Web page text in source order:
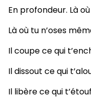
En profondeur. Là
Là où tu n’oses
Il coupe ce qui
Il dissout ce qui
Il libère ce qui